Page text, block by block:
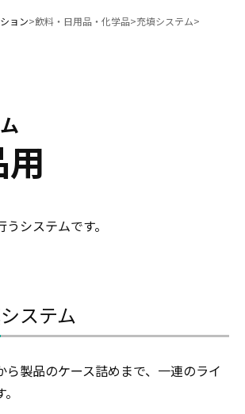
ョン>飲料・日用品・化学品>充填システム>
システムです。
ステム
ら製品のケース詰めまで、一連のライ